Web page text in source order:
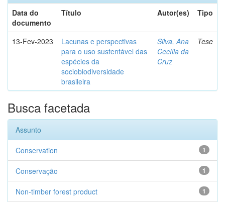
Data do
documento
Título Autor(es) Tipo
13-Fev-2023
Lacunas e perspectivas
para o uso sustentável das
espécies da
sociobiodiversidade
brasileira
Silva, Ana
Cecília da
Cruz
Tese
Busca facetada
Assunto
1
Conservation
1
Conservação
1
Non-timber forest product